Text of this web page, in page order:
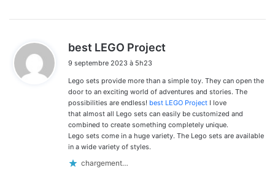
best LEGO Project
:
9 septembre 2023 à 5h23
Lego sets provide more than a simple toy. They can open the
door to an exciting world of adventures and stories. The
possibilities are endless! best LEGO Project I love
that almost all Lego sets can easily be customized and
combined to create something completely unique.
Lego sets come in a huge variety. The Lego sets are available
in a wide variety of styles.
chargement…